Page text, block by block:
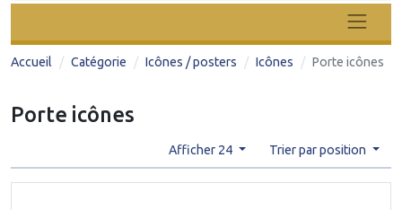
Accueil Catégorie Icônes / posters Icônes Porte icônes
Porte icônes
Afficher 24 Trier par position